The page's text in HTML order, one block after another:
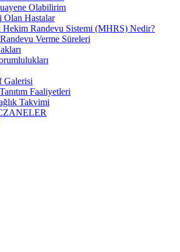
Olabilirim
Olan Hastalar
Hekim Randevu Sistemi (MHRS) Nedir?
Verme Süreleri
Galerisi
Faaliyetleri
Takvimi